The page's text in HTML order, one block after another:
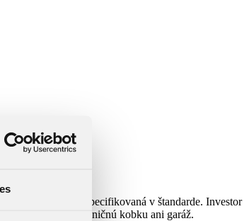
dodávky je špecifikovaná v štandarde. Investor
predzáhradku, pivničnú kobku ani garáž.